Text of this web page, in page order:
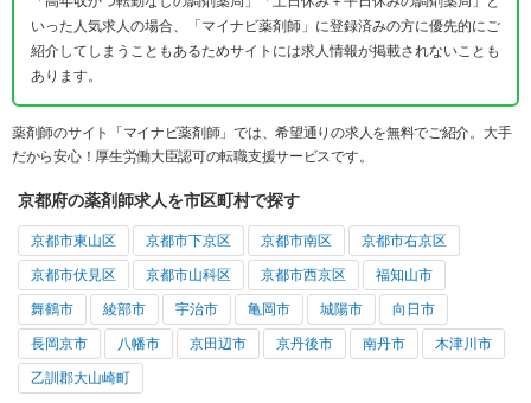
いった人気求人の場合、「マイナビ薬剤師」に登録済みの方に優先的にご
紹介してしまうこともあるためサイトには求人情報が掲載されないことも
あります。
薬剤師のサイト「マイナビ薬剤師」では、希望通りの求人を無料でご紹介。大手
だから安心！厚生労働大臣認可の転職支援サービスです。
京都府の薬剤師求人を市区町村で探す
京都市東山区 京都市下京区 京都市南区 京都市右京区
京都市伏見区 京都市山科区 京都市西京区 福知山市
舞鶴市 綾部市 宇治市 亀岡市 城陽市 向日市
長岡京市 八幡市 京田辺市 京丹後市 南丹市 木津川市
乙訓郡大山崎町